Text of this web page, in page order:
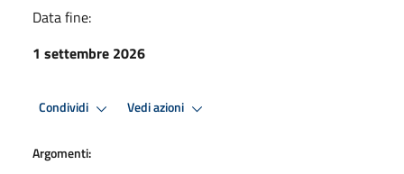
Data fine:
1 settembre 2026
Condividi Vedi azioni
Argomenti: